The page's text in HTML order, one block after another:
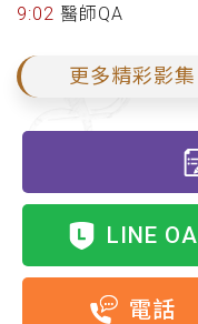
9:02 醫師QA
更多精彩影集
LINE OA
電話